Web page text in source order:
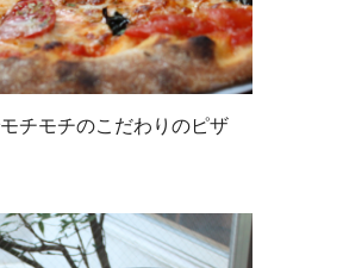
チモチのこだわりのピザ